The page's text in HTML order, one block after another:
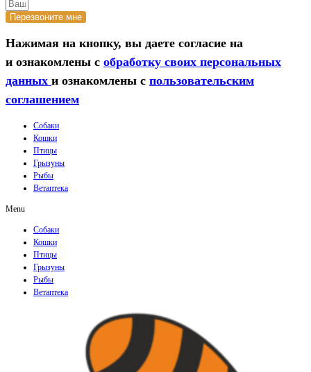
Перезвоните мне
Нажимая на кнопку, вы даете согласие на
и ознакомлены с обработку своих персональных
данных и ознакомлены с пользовательским
соглашением
Собаки
Кошки
Птицы
Грызуны
Рыбы
Ветаптека
Menu
Собаки
Кошки
Птицы
Грызуны
Рыбы
Ветаптека